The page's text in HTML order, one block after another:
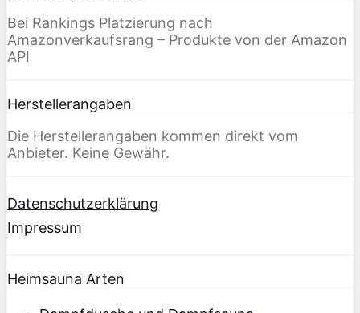
Bei Rankings Platzierung nach
Amazonverkaufsrang – Produkte von der Amazon
API
Herstellerangaben
Die Herstellerangaben kommen direkt vom
Anbieter. Keine Gewähr.
Datenschutzerklärung
Impressum
Heimsauna Arten